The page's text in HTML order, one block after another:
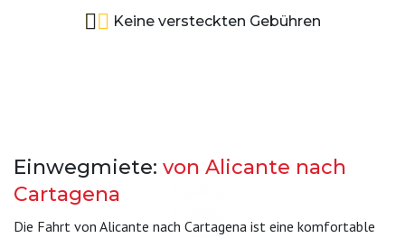
Keine versteckten Gebühren
Einwegmiete: von Alicante nach
Cartagena
Die Fahrt von Alicante nach Cartagena ist eine komfortable